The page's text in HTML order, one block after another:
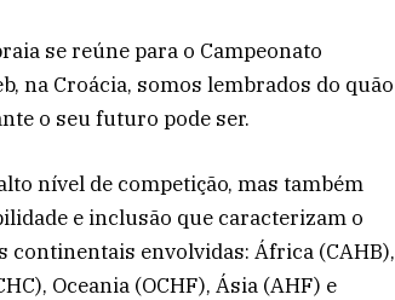
se reúne para o Campeonato
na Croácia, somos lembrados do quão
o seu futuro pode ser.
nível de competição, mas também
e inclusão que caracterizam o
continentais envolvidas: África (CAHB),
Oceania (OCHF), Ásia (AHF) e